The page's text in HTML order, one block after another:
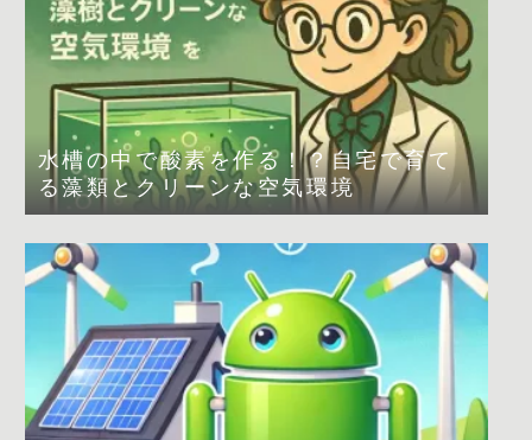
水槽の中で酸素を作る！？自宅で育て
る藻類とクリーンな空気環境